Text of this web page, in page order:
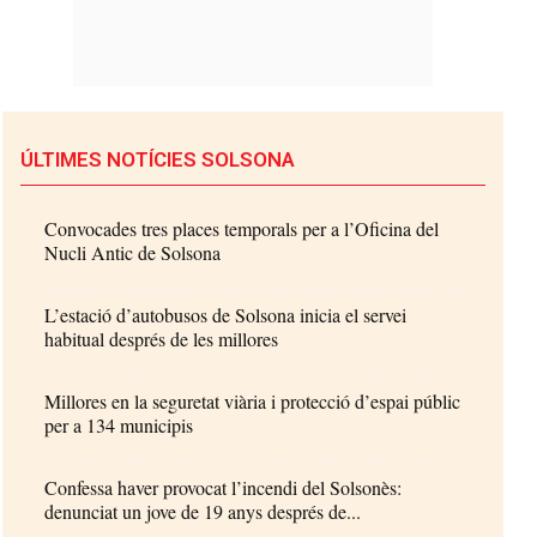
ÚLTIMES NOTÍCIES SOLSONA
Convocades tres places temporals per a l’Oficina del
Nucli Antic de Solsona
L’estació d’autobusos de Solsona inicia el servei
habitual després de les millores
Millores en la seguretat viària i protecció d’espai públic
per a 134 municipis
Confessa haver provocat l’incendi del Solsonès:
denunciat un jove de 19 anys després de...